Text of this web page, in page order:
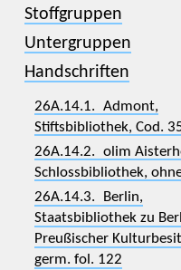
für kein, ein oder mehr als
Stoffgruppen
Untergruppen
Handschriften
26A.14.1. Admont,
Stiftsbibliothek, Cod.
26A.14.2. olim
Schlossbibliothek,
26A.14.3. Berlin,
Staatsbibliothek zu
Preußischer
germ. fol. 122